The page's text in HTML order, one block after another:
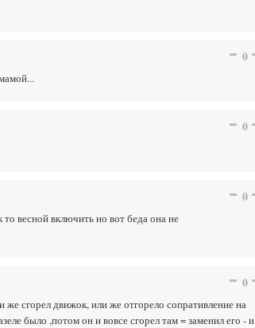
0
0
0
весной включить но вот беда она не
0
сгорел движок, или же отгорело сопративление на
было ,потом он и вовсе сгорел там = заменил его - и